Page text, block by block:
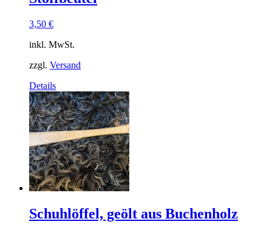
3,50 €
inkl. MwSt.
zzgl. Versand
Details
Schuhlöffel, geölt aus Buchenholz